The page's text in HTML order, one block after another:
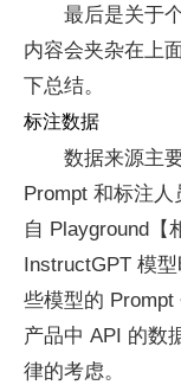
最后是关于
内容会夹杂在上
下总结。
标注数据
数据来源主
Prompt 和标注
自 Playground【
InstructGPT 模
些模型的
产品中 API 的数
律的考虑。